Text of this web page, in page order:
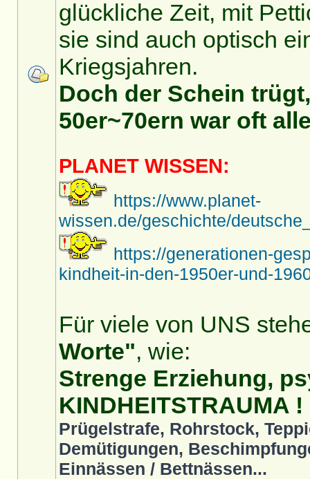
glückliche Zeit, mit
sie sind auch optisch
Kriegsjahren.
Doch der Schein
50er~70ern war oft
PLANET WISSEN:
https://www.planet-
wissen.de/geschichte/
https://generationen-
kindheit-in-den-1950er-und-
Für viele von UNS
Worte", wie:
Strenge Erziehung,
KINDHEITSTRAUMA !
Prügelstrafe, Rohrstock,
Demütigungen,
Einnässen / Bettnässen...